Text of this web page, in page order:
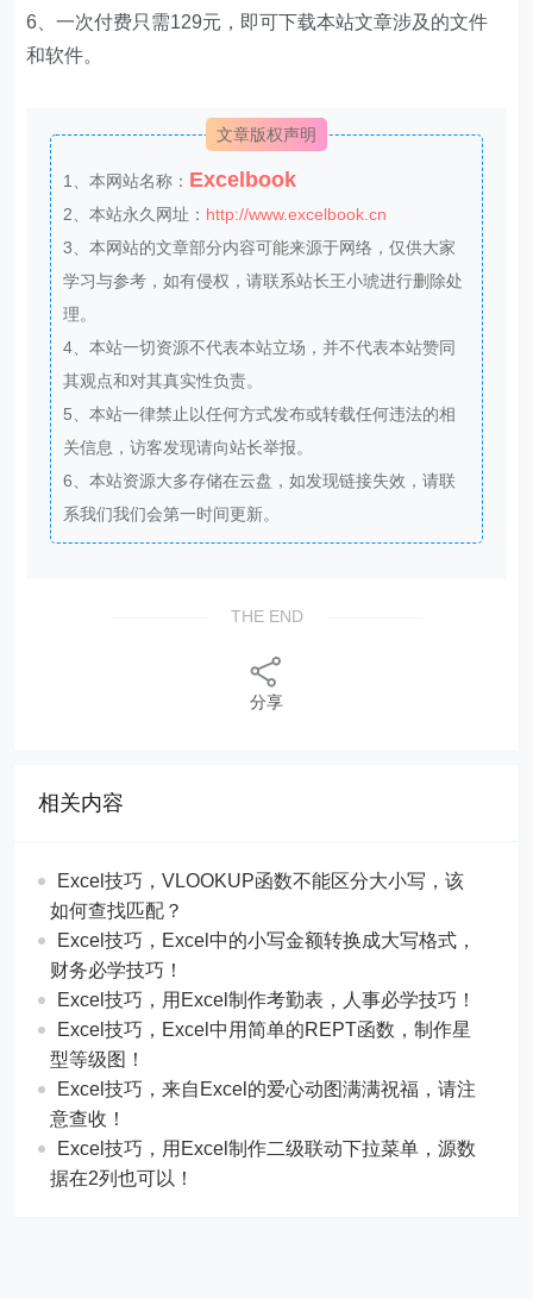
6、一次付费只需129元，即可下载本站文章涉及的文件
和软件。
文章版权声明
1、本网站名称： Excelbook
2、本站永久网址： http://www.excelbook.cn
3、本网站的文章部分内容可能来源于网络，仅供大家
学习与参考，如有侵权，请联系站长王小琥进行删除处
理。
4、本站一切资源不代表本站立场，并不代表本站赞同
其观点和对其真实性负责。
5、本站一律禁止以任何方式发布或转载任何违法的相
关信息，访客发现请向站长举报。
6、本站资源大多存储在云盘，如发现链接失效，请联
系我们我们会第一时间更新。
THE END
分享
相关内容
Excel技巧，​​VLOOKUP函数不能区分大小写，该
如何查找匹配？
​​Excel技巧，Excel中的小写金额转换成大写格式，
财务必学技巧！
​​Excel技巧，用Excel制作考勤表，人事必学技巧！
Excel技巧，​​Excel中用简单的REPT函数，制作星
型等级图！
Excel技巧，来自Excel的爱心动图满满祝福，请注
意查收！
Excel技巧，用Excel制作二级联动下拉菜单，源数
据在2列也可以！